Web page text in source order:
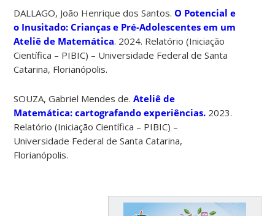
DALLAGO, João Henrique dos Santos.O Potencial e
o Inusitado: Crianças e Pré-Adolescentes em um
Ateliê de Matemática. 2024. Relatório (Iniciação
Científica – PIBIC) – Universidade Federal de Santa
Catarina, Florianópolis.
SOUZA, Gabriel Mendes de.Ateliê de
Matemática: cartografando experiências. 2023.
Relatório (Iniciação Científica – PIBIC) –
Universidade Federal de Santa Catarina,
Florianópolis.